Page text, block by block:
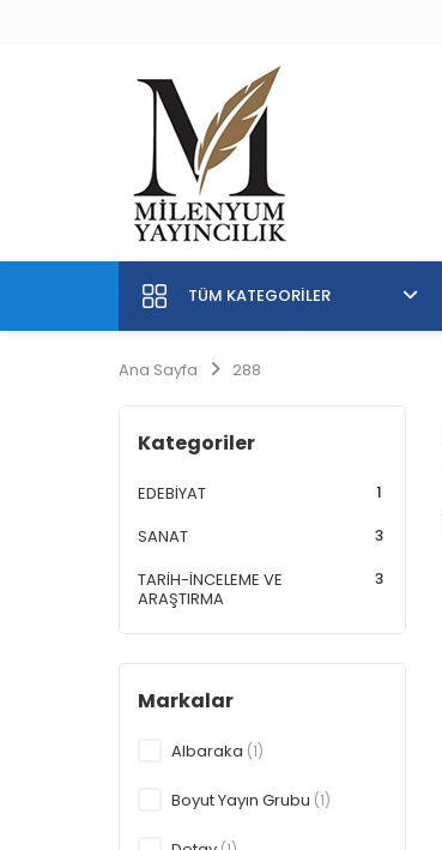
TÜM KATEGORILER
Ana Sayfa 288
Kategoriler
EDEBİYAT 1
SANAT 3
TARİH-İNCELEME VE
ARAŞTIRMA
3
Markalar
Albaraka (1)
Boyut Yayın Grubu (1)